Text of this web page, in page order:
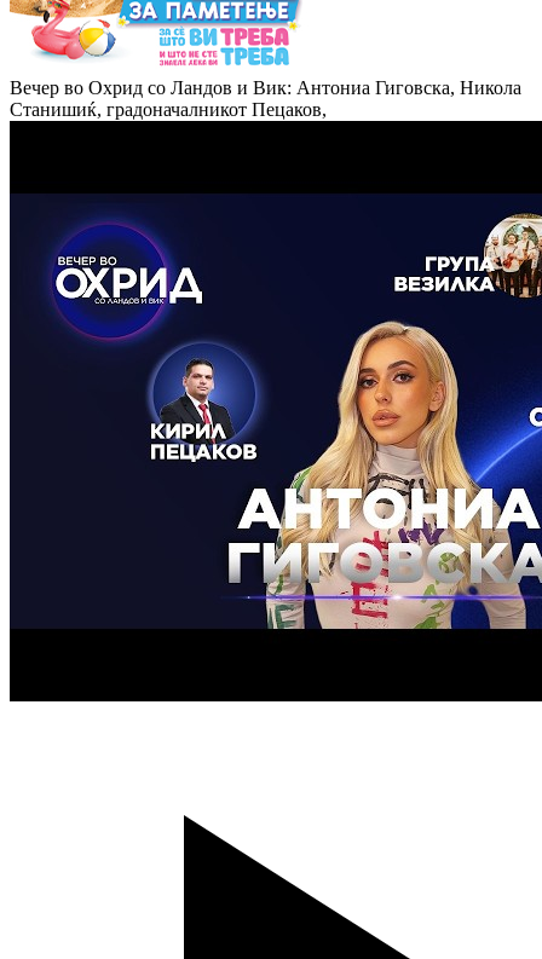
Вечер во Охрид со Ландов и Вик: Антониа Гиговска, Никола
Станишиќ, градоначалникот Пецаков,